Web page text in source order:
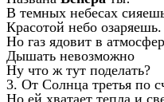
В темных небесах
Красотой небо озаряешь.
Но газ ядовит в
Дышать невозможно
Ну что ж тут поделать?
3. От Солнца третья по
Но ей хватает тепла и